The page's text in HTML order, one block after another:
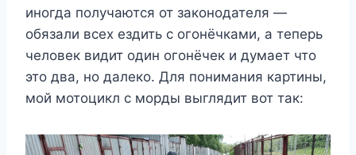
иногда получаются от законодателя —
обязали всех ездить с огонёчками, а теперь
человек видит один огонёчек и думает что
это два, но далеко. Для понимания картины,
мой мотоцикл с морды выглядит вот так: